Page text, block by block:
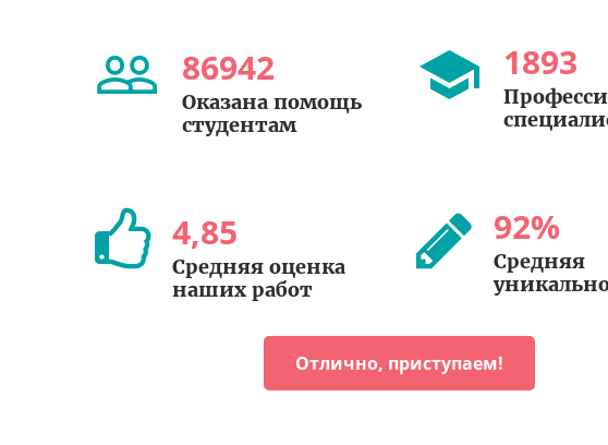
86942
Оказана помощь
студентам
1893
4,85
Средняя оценка
наших работ
92%
Средняя
Отлично, приступаем!